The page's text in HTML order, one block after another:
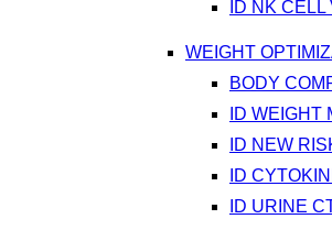
ID NK
WEIGHT
BODY
ID WEIGHT
ID NEW
ID
ID URINE